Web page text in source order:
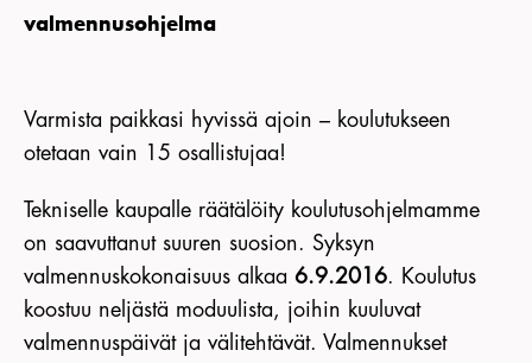
valmennusohjelma
Varmista paikkasi hyvissä ajoin – koulutukseen
otetaan vain 15 osallistujaa!
Tekniselle kaupalle räätälöity koulutusohjelmamme
on saavuttanut suuren suosion. Syksyn
valmennuskokonaisuus alkaa 6.9.2016. Koulutus
koostuu neljästä moduulista, joihin kuuluvat
valmennuspäivät ja välitehtävät. Valmennukset